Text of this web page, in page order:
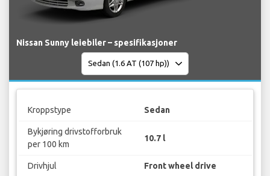
Nissan Sunny leiebiler – spesifikasjoner
Kroppstype Sedan
Bykjøring drivstofforbruk
per 100 km
10.7 l
Drivhjul Front wheel drive